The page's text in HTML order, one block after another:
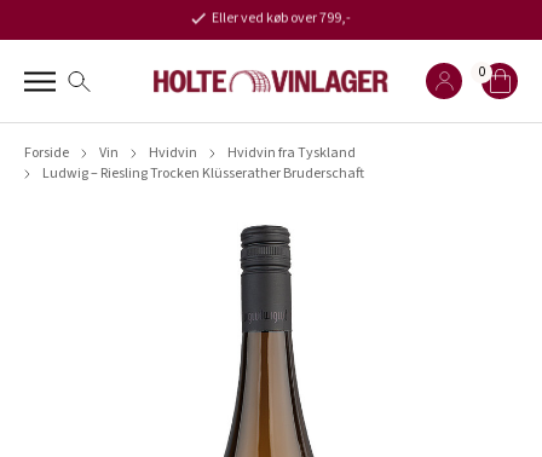
Eller ved køb over 799,-
0
Forside Vin Hvidvin
Hvidvin fra Tyskland
Ludwig – Riesling Trocken Klüsserather Bruderschaft